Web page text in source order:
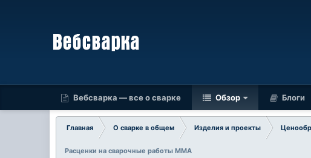
Вебсварка — все о сварке Обзор Блоги
Главная О сварке в общем Изделия и проекты
Расценки на сварочные работы MMA